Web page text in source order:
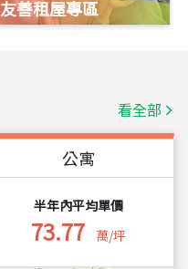
友善租屋專區
看全部
公寓
半年內平均單價
73.77 萬/坪